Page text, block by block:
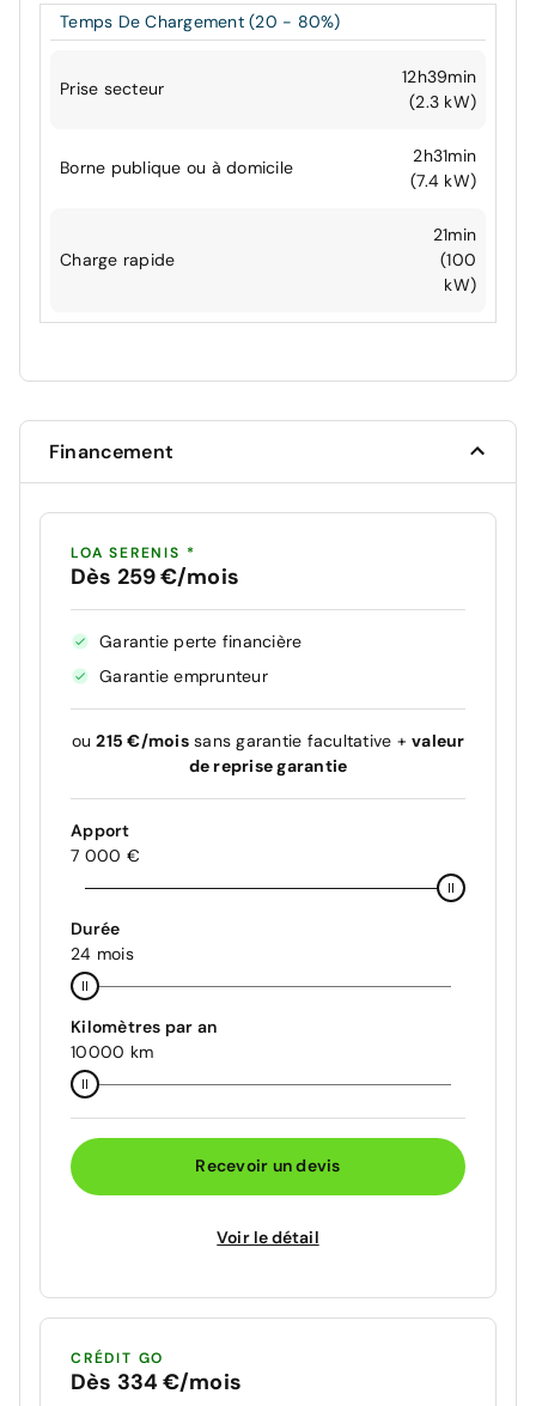
Temps De Chargement (20 - 80%)
Prise secteur
12h39min
(2.3 kW)
Borne publique ou à domicile
2h31min
(7.4 kW)
Charge rapide
21min
(100
kW)
Financement
LOA SERENIS *
Dès 259 €/mois
Garantie perte financière
Garantie emprunteur
ou215 €/moissans garantie facultative + valeur
de reprise garantie
Apport
7 000 €
Durée
24 mois
Kilomètres par an
10000 km
Recevoir un devis
Voir le détail
CRÉDIT GO
Dès 334 €/mois